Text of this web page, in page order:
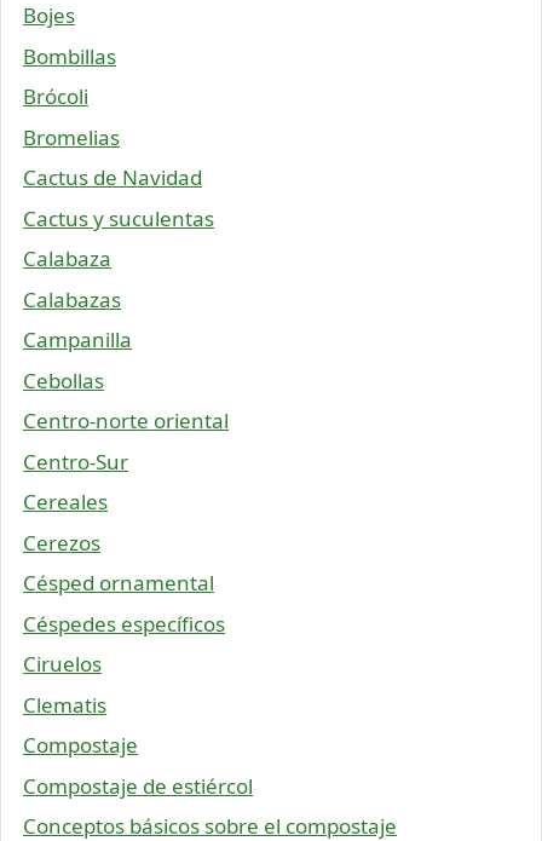
Bojes
Bombillas
Brócoli
Bromelias
Cactus de Navidad
Cactus y suculentas
Calabaza
Calabazas
Campanilla
Cebollas
Centro-norte oriental
Centro-Sur
Cereales
Cerezos
Césped ornamental
Céspedes específicos
Ciruelos
Clematis
Compostaje
Compostaje de estiércol
Conceptos básicos sobre el compostaje